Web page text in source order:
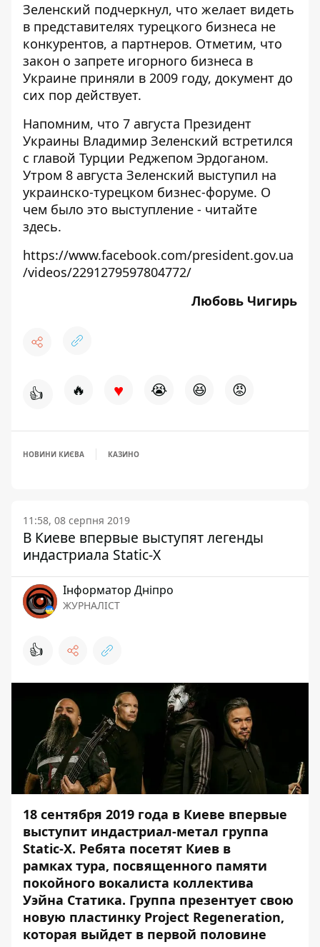
Зеленский подчеркнул, что желает видеть
в представителях турецкого бизнеса не
конкурентов, а партнеров. Отметим, что
закон о запрете игорного бизнеса в
Украине приняли в 2009 году, документ до
сих пор действует.
Напомним, что 7 августа Президент
Украины Владимир Зеленский встретился
с главой Турции Реджепом Эрдоганом.
Утром 8 августа Зеленский выступил на
украинско-турецком бизнес-форуме. О
чем было это выступление - читайте
здесь.
https://www.facebook.com/president.gov.ua
/videos/2291279597804772/
Любовь Чигирь
👍 🔥 ♥ 😭 😆 😡
НОВИНИ КИЄВА КАЗИНО
11:58, 08 серпня 2019
В Киеве впервые выступят легенды
индастриала Static-X
Інформатор Дніпро
ЖУРНАЛІСТ
👍
18 сентября 2019 года в Киеве впервые
выступит индастриал-метал группа
Static-X. Ребята посетят Киев в
рамках тура, посвященного памяти
покойного вокалиста коллектива
Уэйна Статика. Группа презентует свою
новую пластинку Project Regeneration,
которая выйдет в первой половине